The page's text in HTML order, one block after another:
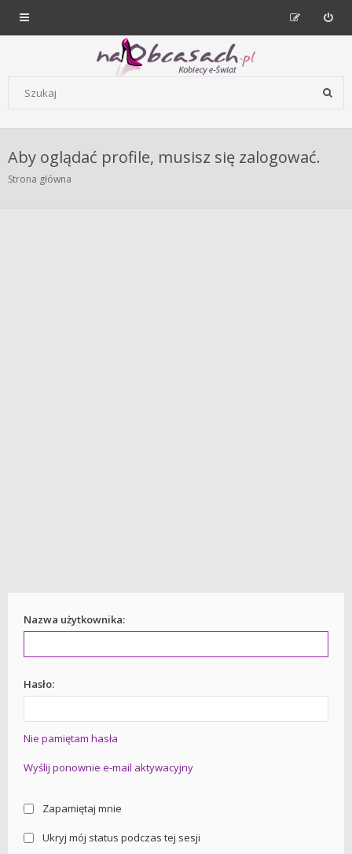
Forum dla kobiet | NaObcasach.pl
Aby oglądać profile, musisz się zalogować.
Strona główna
Nazwa użytkownika:
Hasło:
Nie pamiętam hasła
Wyślij ponownie e-mail aktywacyjny
Zapamiętaj mnie
Ukryj mój status podczas tej sesji